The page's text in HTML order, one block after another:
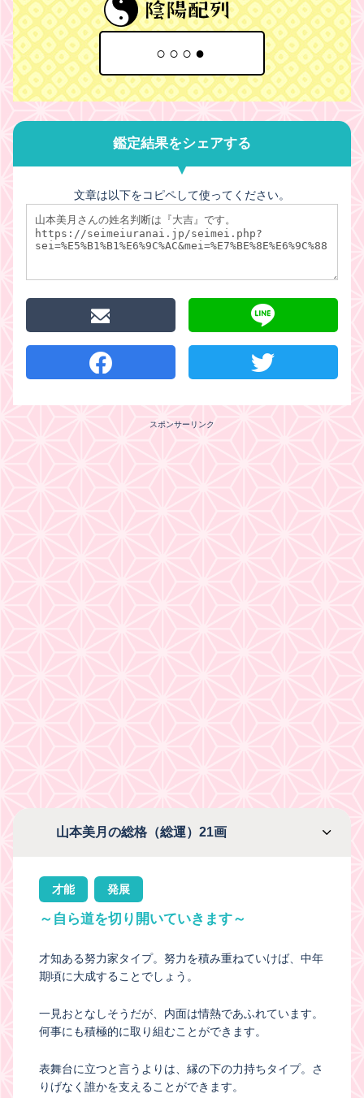
○○○●
鑑定結果をシェアする
文章は以下をコピペして使ってください。
スポンサーリンク
山本美月の総格（総運）21画
才能 発展
～自ら道を切り開いていきます～
才知ある努力家タイプ。努力を積み重ねていけば、中年
期頃に大成することでしょう。
一見おとなしそうだが、内面は情熱であふれています。
何事にも積極的に取り組むことができます。
表舞台に立つと言うよりは、縁の下の力持ちタイプ。さ
りげなく誰かを支えることができます。